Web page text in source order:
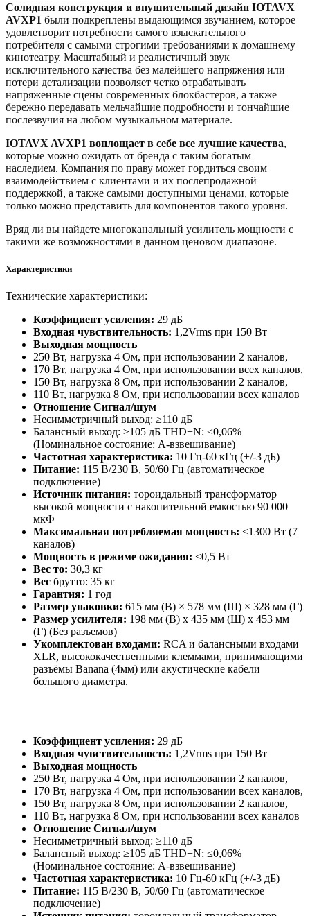
Солидная конструкция и внушительный дизайн IOTAVX
AVXP1 были подкреплены выдающимся звучанием, которое
удовлетворит потребности самого взыскательного
потребителя с самыми строгими требованиями к домашнему
кинотеатру. Масштабный и реалистичный звук
исключительного качества без малейшего напряжения или
потери детализации позволяет четко отрабатывать
напряженные сцены современных блокбастеров, а также
бережно передавать мельчайшие подробности и тончайшие
послезвучия на любом музыкальном материале.
IOTAVX AVXP1 воплощает в себе все лучшие качества,
которые можно ожидать от бренда с таким богатым
наследием. Компания по праву может гордиться своим
взаимодействием с клиентами и их послепродажной
поддержкой, а также самыми доступными ценами, которые
только можно представить для компонентов такого уровня.
Вряд ли вы найдете многоканальный усилитель мощности с
такими же возможностями в данном ценовом диапазоне.
Характеристики
Технические характеристики:
Коэффициент усиления: 29 дБ
Входная чувствительность: 1,2Vrms при 150 Вт
Выходная мощность
250 Вт, нагрузка 4 Ом, при использовании 2 каналов,
170 Вт, нагрузка 4 Ом, при использовании всех каналов,
150 Вт, нагрузка 8 Ом, при использовании 2 каналов,
110 Вт, нагрузка 8 Ом, при использовании всех каналов
Отношение Сигнал/шум
Несимметричный выход: ≥110 дБ
Балансный выход: ≥105 дБ THD+N: ≤0,06%
(Номинальное состояние: A-взвешивание)
Частотная характеристика: 10 Гц-60 кГц (+/-3 дБ)
Питание: 115 В/230 В, 50/60 Гц (автоматическое
подключение)
Источник питания: тороидальный трансформатор
высокой мощности с накопительной емкостью 90 000
мкФ
Максимальная потребляемая мощность: <1300 Вт (7
каналов)
Мощность в режиме ожидания: <0,5 Вт
Вес то: 30,3 кг
Вес брутто: 35 кг
Гарантия: 1 год
Размер упаковки: 615 мм (В) × 578 мм (Ш) × 328 мм (Г)
Размер усилителя: 198 мм (В) x 435 мм (Ш) x 453 мм
(Г) (Без разъемов)
Укомплектован входами: RCA и балансными входами
XLR, высококачественными клеммами, принимающими
разъёмы Banana (4мм) или акустические кабели
большого диаметра.
Коэффициент усиления: 29 дБ
Входная чувствительность: 1,2Vrms при 150 Вт
Выходная мощность
250 Вт, нагрузка 4 Ом, при использовании 2 каналов,
170 Вт, нагрузка 4 Ом, при использовании всех каналов,
150 Вт, нагрузка 8 Ом, при использовании 2 каналов,
110 Вт, нагрузка 8 Ом, при использовании всех каналов
Отношение Сигнал/шум
Несимметричный выход: ≥110 дБ
Балансный выход: ≥105 дБ THD+N: ≤0,06%
(Номинальное состояние: A-взвешивание)
Частотная характеристика: 10 Гц-60 кГц (+/-3 дБ)
Питание: 115 В/230 В, 50/60 Гц (автоматическое
подключение)